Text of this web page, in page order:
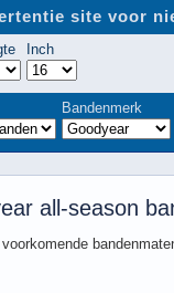
all-season
site voor
Inch
Bandenmerk